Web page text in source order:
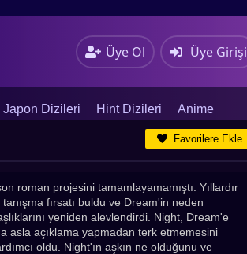
Üye Ol Üye Girişi
Japon Dizileri Hint Dizileri Anime
Favorilere Ekle
roman projesini tamamlayamamıştı. Yıllardır
fırsatı buldu ve Dream'in neden
yeniden alevlendirdi. Night, Dream'e
asla açıklama yapmadan terk etmemesini
oldu. Night'ın aşkın ne olduğunu ve